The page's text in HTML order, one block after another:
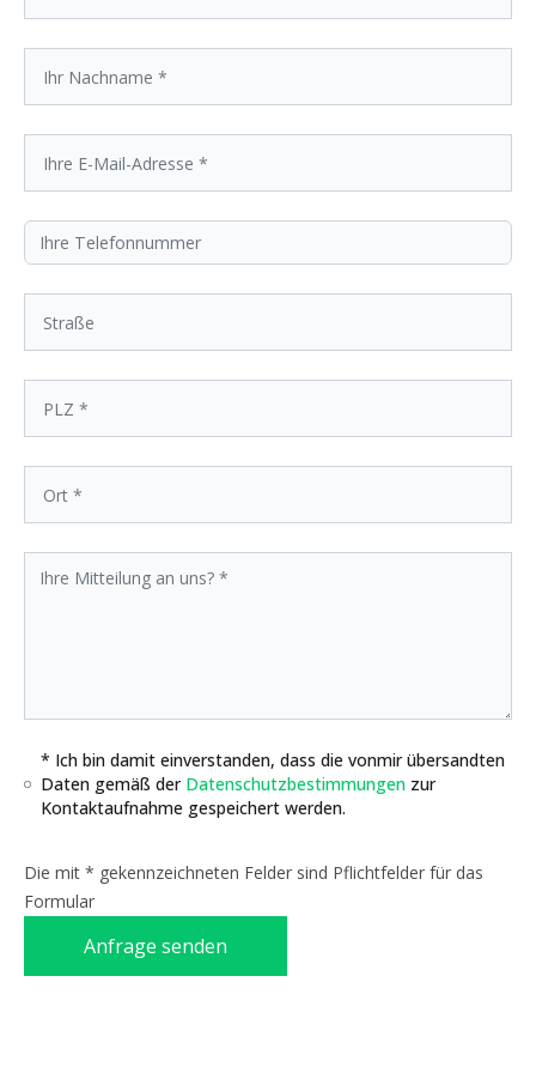
* Ich bin damit einverstanden, dass die vonmir übersandten
Daten gemäß der Datenschutzbestimmungen zur
Kontaktaufnahme gespeichert werden.
Die mit * gekennzeichneten Felder sind Pflichtfelder für das
Formular
Anfrage senden